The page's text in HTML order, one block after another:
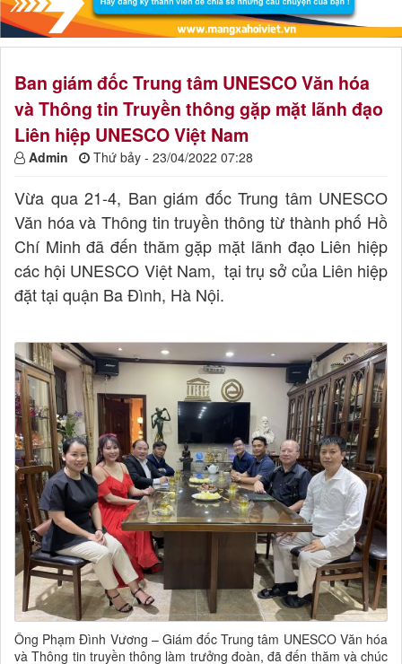
Ban giám đốc Trung tâm UNESCO Văn hóa
và Thông tin Truyền thông gặp mặt lãnh đạo
Liên hiệp UNESCO Việt Nam
Admin Thứ bảy - 23/04/2022 07:28
Vừa qua 21-4, Ban giám đốc Trung tâm UNESCO
Văn hóa và Thông tin truyền thông từ thành phố Hồ
Chí Minh đã đến thăm gặp mặt lãnh đạo Liên hiệp
các hội UNESCO Việt Nam, tại trụ sở của Liên hiệp
đặt tại quận Ba Đình, Hà Nội.
Ông Phạm Đình Vương – Giám đốc Trung tâm UNESCO Văn hóa
và Thông tin truyền thông làm trưởng đoàn, đã đến thăm và chúc